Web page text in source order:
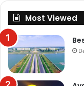
Most Viewed